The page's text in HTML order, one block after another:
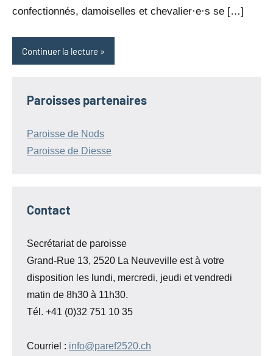
confectionnés, damoiselles et chevalier·e·s se […]
Continuer la lecture
Paroisses partenaires
Paroisse de Nods
Paroisse de Diesse
Contact
Secrétariat de paroisse
Grand-Rue 13, 2520 La Neuveville est à votre
disposition les lundi, mercredi, jeudi et vendredi
matin de 8h30 à 11h30.
Tél. +41 (0)32 751 10 35
Courriel : info@paref2520.ch